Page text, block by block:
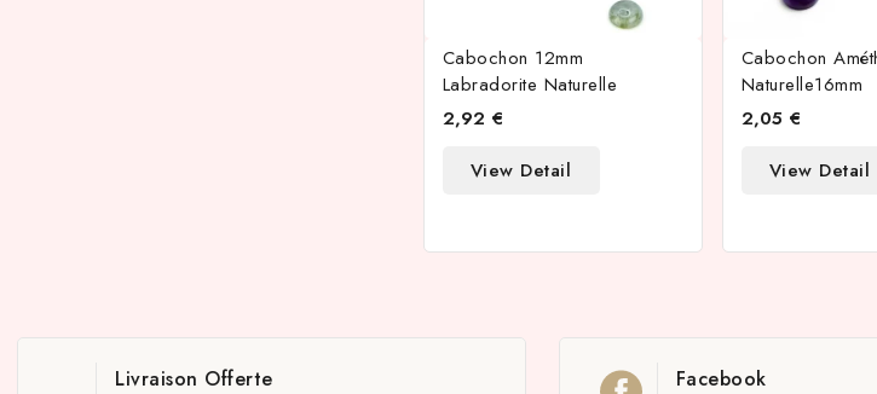
Cabochon 12mm
Labradorite Naturelle
2,92 €
View Detail
Cabochon
Naturelle16mm
2,05 €
View Detail
Livraison Offerte Facebook